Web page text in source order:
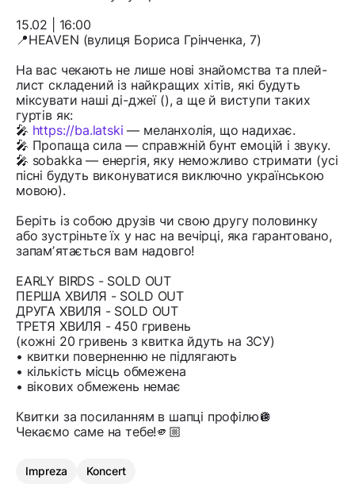
15.02 | 16:00
📍HEAVEN (вулиця Бориса Грінченка, 7)
На вас чекають не лише нові знайомства та плей-
лист складений із найкращих хітів, які будуть
міксувати наші ді-джеї (), а ще й виступи таких
гуртів як:
🎤 https://ba.latski — меланхолія, що надихає.
🎤 Пропаща сила — справжній бунт емоцій і звуку.
🎤 sobakka — енергія, яку неможливо стримати (усі
пісні будуть виконуватися виключно українською
мовою).
Беріть із собою друзів чи свою другу половинку
або зустріньте їх у нас на вечірці, яка гарантовано,
запамʼятається вам надовго!
EARLY BIRDS - SOLD OUT
ПЕРША ХВИЛЯ - SOLD OUT
ДРУГА ХВИЛЯ - SOLD OUT
ТРЕТЯ ХВИЛЯ - 450 гривень
(кожні 20 гривень з квитка йдуть на ЗСУ)
• квитки поверненню не підлягають
• кількість місць обмежена
• вікових обмежень немає
Квитки за посиланням в шапці профілю🪩
Чекаємо саме на тебе!🫵🏼
Impreza Koncert